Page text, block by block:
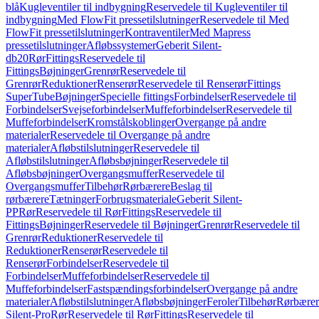
blåKugleventiler til indbygningReservedele til Kugleventiler til
indbygningMed FlowFit pressetilslutningerReservedele til Med
FlowFit pressetilslutningerKontraventilerMed Mapress
pressetilslutningerAfløbssystemerGeberit Silent-
db20RørFittingsReservedele til
FittingsBøjningerGrenrørReservedele til
GrenrørReduktionerRenserørReservedele til RenserørFittings
SuperTubeBøjningerSpecielle fittingsForbindelserReservedele til
ForbindelserSvejseforbindelserMuffeforbindelserReservedele til
MuffeforbindelserKromstålskoblingerOvergange på andre
materialerReservedele til Overgange på andre
materialerAfløbstilslutningerReservedele til
AfløbstilslutningerAfløbsbøjningerReservedele til
AfløbsbøjningerOvergangsmufferReservedele til
OvergangsmufferTilbehørRørbærereBeslag til
rørbærereTætningerForbrugsmaterialeGeberit Silent-
PPRørReservedele til RørFittingsReservedele til
FittingsBøjningerReservedele til BøjningerGrenrørReservedele til
GrenrørReduktionerReservedele til
ReduktionerRenserørReservedele til
RenserørForbindelserReservedele til
ForbindelserMuffeforbindelserReservedele til
MuffeforbindelserFastspændingsforbindelserOvergange på andre
materialerAfløbstilslutningerAfløbsbøjningerFerolerTilbehør
Silent-ProRørReservedele til RørFittingsReservedele til